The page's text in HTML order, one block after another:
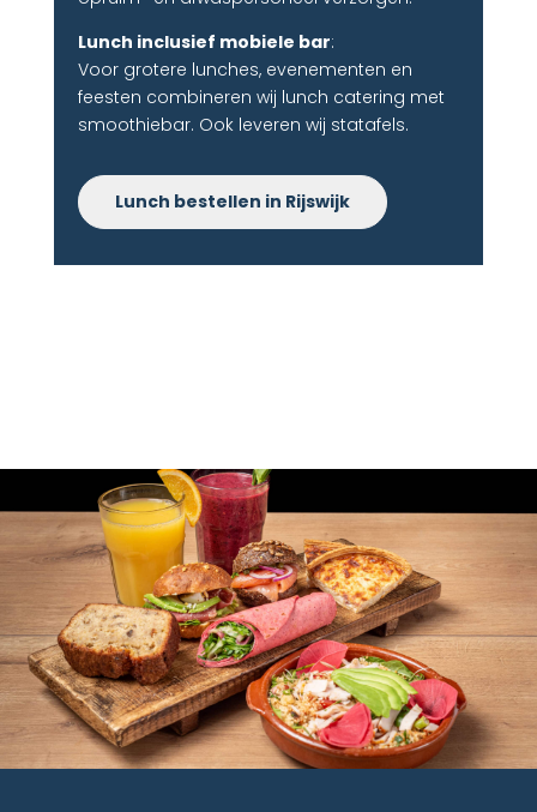
Lunch inclusief mobiele bar:
Voor grotere lunches, evenementen en
feesten combineren wij lunch catering met
smoothiebar. Ook leveren wij statafels.
Lunch bestellen in Rijswijk